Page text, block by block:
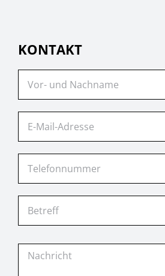
KONTAKT